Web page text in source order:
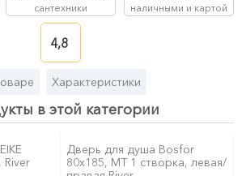
сантехники
наличными и картой
4,8
Характеристики
в этой категории
River
Дверь для душа Bosfor
80x185, MT 1 створка, левая/